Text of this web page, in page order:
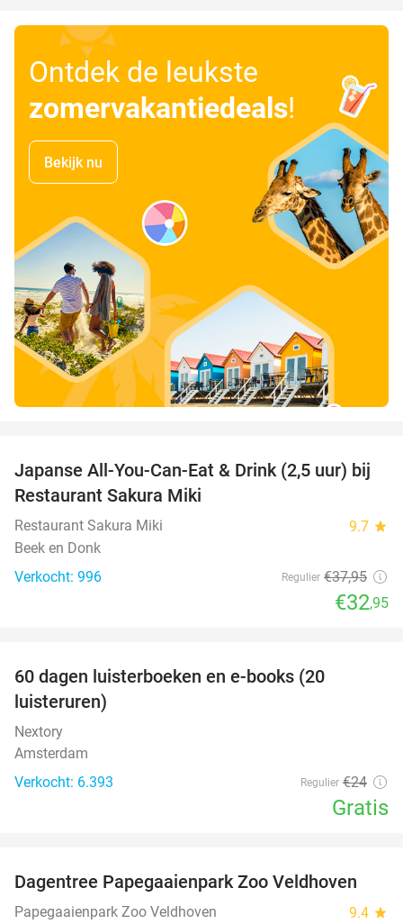
Ontdek de leukste
zomervakantiedeals!
Bekijk nu
13%
Japanse All-You-Can-Eat & Drink (2,5 uur) bij
Restaurant Sakura Miki
Restaurant Sakura Miki 9.7 star
Beek en Donk
Verkocht: 996
Regulier €37,95
€32,95
60 dagen luisterboeken en e-books (20
luisteruren)
Nextory
Amsterdam
Verkocht: 6.393
Regulier €24
Gratis
26%
Dagentree Papegaaienpark Zoo Veldhoven
Papegaaienpark Zoo Veldhoven 9.4 star